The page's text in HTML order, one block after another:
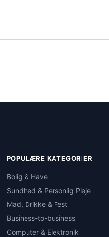
POPULÆRE KATEGORIER
Bolig & Have
Sundhed & Personlig Pleje
Mad, Drikke & Fest
Business-to-business
Computer & Elektronik